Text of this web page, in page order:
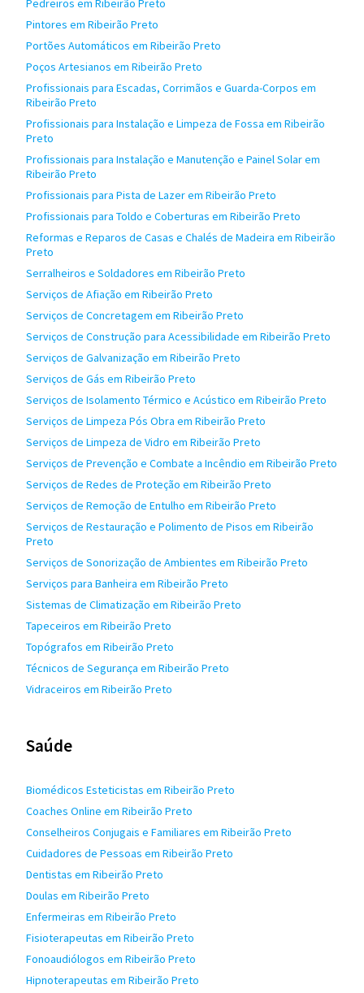
Pedreiros em Ribeirão Preto
Pintores em Ribeirão Preto
Portões Automáticos em Ribeirão Preto
Poços Artesianos em Ribeirão Preto
Profissionais para Escadas, Corrimãos e Guarda-Corpos em
Ribeirão Preto
Profissionais para Instalação e Limpeza de Fossa em Ribeirão
Preto
Profissionais para Instalação e Manutenção e Painel Solar em
Ribeirão Preto
Profissionais para Pista de Lazer em Ribeirão Preto
Profissionais para Toldo e Coberturas em Ribeirão Preto
Reformas e Reparos de Casas e Chalés de Madeira em Ribeirão
Preto
Serralheiros e Soldadores em Ribeirão Preto
Serviços de Afiação em Ribeirão Preto
Serviços de Concretagem em Ribeirão Preto
Serviços de Construção para Acessibilidade em Ribeirão Preto
Serviços de Galvanização em Ribeirão Preto
Serviços de Gás em Ribeirão Preto
Serviços de Isolamento Térmico e Acústico em Ribeirão Preto
Serviços de Limpeza Pós Obra em Ribeirão Preto
Serviços de Limpeza de Vidro em Ribeirão Preto
Serviços de Prevenção e Combate a Incêndio em Ribeirão Preto
Serviços de Redes de Proteção em Ribeirão Preto
Serviços de Remoção de Entulho em Ribeirão Preto
Serviços de Restauração e Polimento de Pisos em Ribeirão
Preto
Serviços de Sonorização de Ambientes em Ribeirão Preto
Serviços para Banheira em Ribeirão Preto
Sistemas de Climatização em Ribeirão Preto
Tapeceiros em Ribeirão Preto
Topógrafos em Ribeirão Preto
Técnicos de Segurança em Ribeirão Preto
Vidraceiros em Ribeirão Preto
Saúde
Biomédicos Esteticistas em Ribeirão Preto
Coaches Online em Ribeirão Preto
Conselheiros Conjugais e Familiares em Ribeirão Preto
Cuidadores de Pessoas em Ribeirão Preto
Dentistas em Ribeirão Preto
Doulas em Ribeirão Preto
Enfermeiras em Ribeirão Preto
Fisioterapeutas em Ribeirão Preto
Fonoaudiólogos em Ribeirão Preto
Hipnoterapeutas em Ribeirão Preto